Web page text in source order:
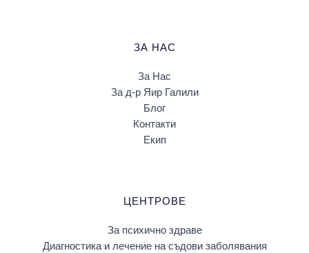
ЗА НАС
За Нас
За д-р Яир Галили
Блог
Контакти
Екип
ЦЕНТРОВЕ
За психично здраве
Диагностика и лечение на съдови заболявания